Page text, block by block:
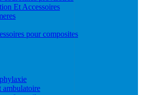
Et Accessoires
pour composites
ambulatoire